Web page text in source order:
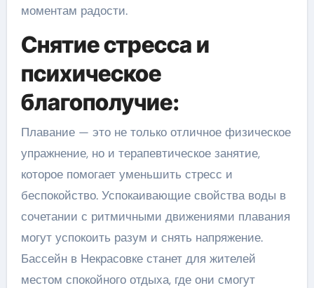
моментам радости.
Снятие стресса и
психическое
благополучие:
Плавание — это не только отличное физическое
упражнение, но и терапевтическое занятие,
которое помогает уменьшить стресс и
беспокойство. Успокаивающие свойства воды в
сочетании с ритмичными движениями плавания
могут успокоить разум и снять напряжение.
Бассейн в Некрасовке станет для жителей
местом спокойного отдыха, где они смогут